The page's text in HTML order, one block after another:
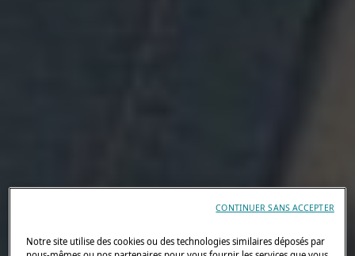
Notre site utilise des cookies ou des technologies similaires déposés par
CONTINUER SANS ACCEPTER